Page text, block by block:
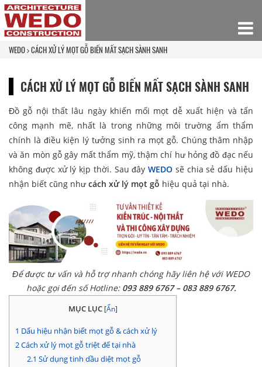
WEDO CÁCH XỬ LÝ MỌT GỖ BIẾN MẤT SẠCH SÀNH SANH
CÁCH XỬ LÝ MỌT GỖ BIẾN MẤT SẠCH SÀNH SANH
Đồ gỗ nội thất lâu ngày khiến mối mọt dễ xuất hiện và tấn
công mạnh mẽ, nhất là trong những môi trường ẩm thẩm
chính là điều kiện lý tưởng sinh ra mọt gỗ. Chúng thâm nhập
và ăn mòn gỗ gây mất thẩm mỹ, thậm chí hư hỏng đồ đạc nếu
không được xử lý kịp thời. Sau đâyWEDO sẽ chia sẻ dấu hiệu
nhận biết cũng như cách xử lý mọt gỗ hiệu quả tại nhà.
Để được tư vấn và hỗ trợ nhanh chóng hãy liên hệ với WEDO
hoặc gọi đến số Hotline: 093 889 6767 – 083 889 6767.
MỤC LỤC [Ẩn]
1 Dấu hiệu nhận biết mọt gỗ & cách xử lý
2Cách xử lý mọt gỗ triệt để tại nhà
2.1 Sử dụng tinh dầu diệt mọt gỗ